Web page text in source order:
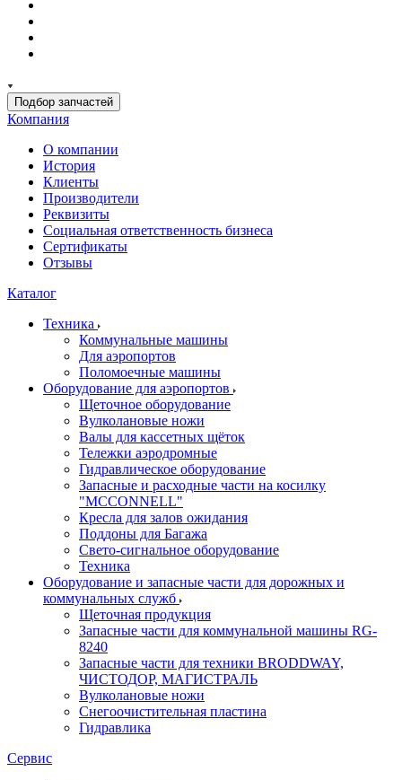
Подбор запчастей
Компания
О компании
История
Клиенты
Производители
Реквизиты
Социальная ответственность бизнеса
Сертификаты
Отзывы
Каталог
Техника
Коммунальные машины
Для аэропортов
Поломоечные машины
Оборудование для аэропортов
Щеточное оборудование
Вулколановые ножи
Валы для кассетных щёток
Тележки аэродромные
Гидравлическое оборудование
Запасные и расходные части на косилку
"MCCONNELL"
Кресла для залов ожидания
Поддоны для Багажа
Свето-сигнальное оборудование
Техника
Оборудование и запасные части для дорожных и
коммунальных служб
Щеточная продукция
Запасные части для коммунальной машины RG-
8240
Запасные части для техники BRODDWAY,
ЧИСТОДОР, МАГИСТРАЛЬ
Вулколановые ножи
Снегоочистительная пластина
Гидравлика
Сервис